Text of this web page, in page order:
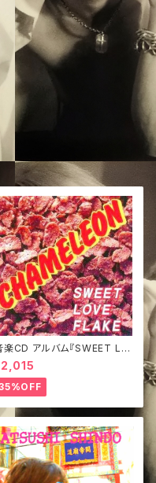
楽CD アルバム『SWEET LO
FLAKE』